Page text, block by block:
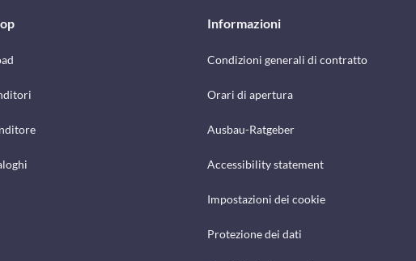
Informazioni
Condizioni generali di contratto
Orari di apertura
Ausbau-Ratgeber
Accessibility statement
Impostazioni dei cookie
Protezione dei dati